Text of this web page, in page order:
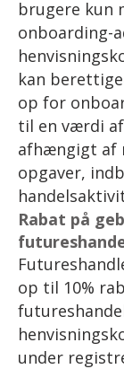
brugere kun
onboarding-
kan
op for
til en værdi
afhængigt af
opgaver,
Rabat på
op til 10%
under